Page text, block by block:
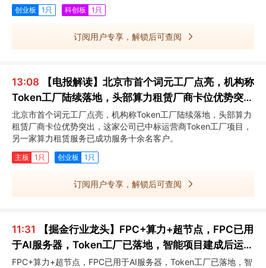
创业板 1只 科创板 1只
订阅用户专享，解锁后可查阅
13:08
【电报解读】北京市首个词元工厂点亮，机构称
Token工厂陆续落地，头部算力租赁厂商卡位优势突
出，这家公司已中标运营商Token工厂项目
北京市首个词元工厂点亮，机构称Token工厂陆续落地，头部算力
租赁厂商卡位优势突出，这家公司已中标运营商Token工厂项目，
另一家算力租赁服务已成功服务十余名客户。
主板 1只 创业板 1只
订阅用户专享，解锁后可查阅
11:31
【掘金行业龙头】FPC+算力+超节点，FPC已用
于AI服务器，Token工厂已落地，智能项目建成后运营
算力不少于4万P，这家公司布局并成功研发国产超节
FPC+算力+超节点，FPC已用于AI服务器，Token工厂已落地，智